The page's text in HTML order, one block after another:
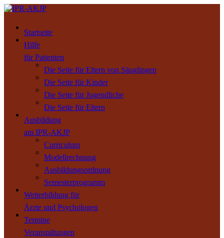
Startseite
Hilfe
für Patienten
Die Seite für Eltern von Säuglingen
Die Seite für Kinder
Die Seite für Jugendliche
Die Seite für Eltern
Ausbildung
am IPR-AKJP
Curriculum
Modellrechnung
Ausbildungsordnung
Semesterprogramm
Weiterbildung für
Ärzte und Psychologen
Termine
Veranstaltungen